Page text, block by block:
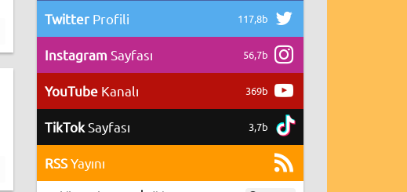
Twitter Profili 117,8b
Instagram Sayfası 56,7b
YouTube Kanalı 369b
TikTokSayfası 3,7b
RSSYayını